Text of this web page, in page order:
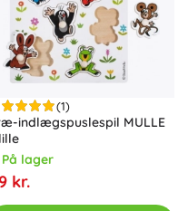
(1)
indlægspuslespil MULLE
På lager
kr.